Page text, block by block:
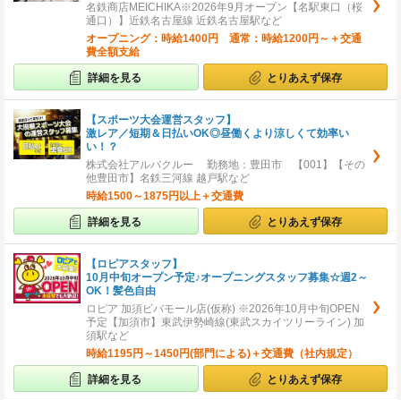
名鉄商店MEICHIKA※2026年9月オープン【名駅東口（桜
通口）】近鉄名古屋線 近鉄名古屋駅など
オープニング：時給1400円 通常：時給1200円～＋交通
費全額支給
詳細を見る とりあえず保存
【スポーツ大会運営スタッフ】
激レア／短期＆日払いOK◎昼働くより涼しくて効率い
い！？
株式会社アルバクルー 勤務地：豊田市 【001】【その
他豊田市】名鉄三河線 越戸駅など
時給1500～1875円以上＋交通費
詳細を見る とりあえず保存
【ロピアスタッフ】
10月中旬オープン予定♪オープニングスタッフ募集☆週2～
OK！髪色自由
ロピア 加須ビバモール店(仮称) ※2026年10月中旬OPEN
予定【加須市】東武伊勢崎線(東武スカイツリーライン) 加
須駅など
時給1195円～1450円(部門による)＋交通費（社内規定）
詳細を見る とりあえず保存